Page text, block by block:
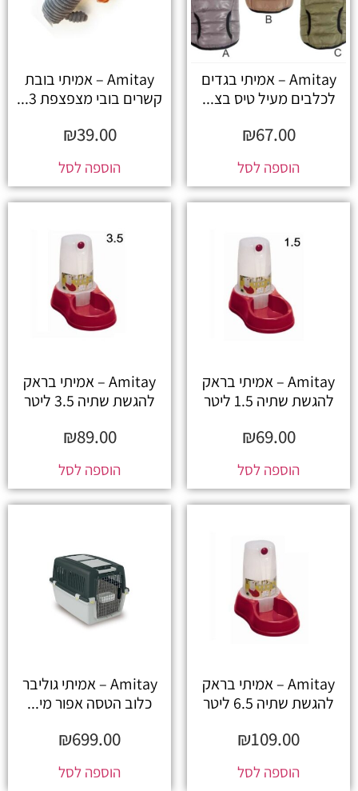
Amitay – אמיתי בגדים
לכלבים מעיל טיס בצ...
₪67.00
הוספה לסל
Amitay – אמיתי בובת
קשרים בובי מצפצפת 3...
₪39.00
הוספה לסל
Amitay – אמיתי בראק
להגשת שתיה 1.5 ליטר
₪69.00
הוספה לסל
Amitay – אמיתי בראק
להגשת שתיה 3.5 ליטר
₪89.00
הוספה לסל
Amitay – אמיתי בראק
להגשת שתיה 6.5 ליטר
₪109.00
הוספה לסל
Amitay – אמיתי גוליבר
כלוב הטסה אפור מי...
₪699.00
הוספה לסל